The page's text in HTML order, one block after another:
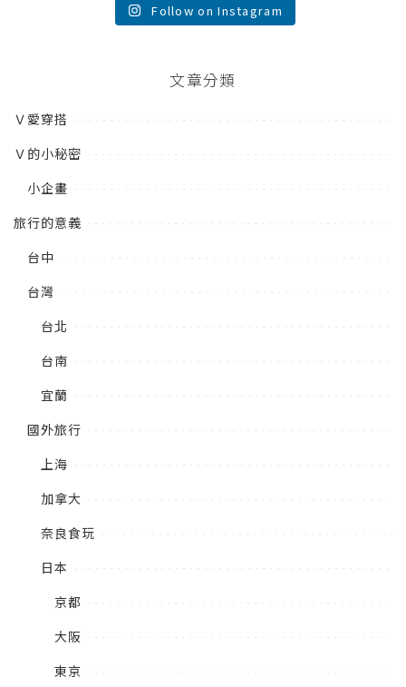
Follow on Instagram
文章分類
Ｖ愛穿搭
Ｖ的小秘密
小企畫
旅行的意義
台中
台灣
台北
台南
宜蘭
國外旅行
上海
加拿大
奈良食玩
日本
京都
大阪
東京